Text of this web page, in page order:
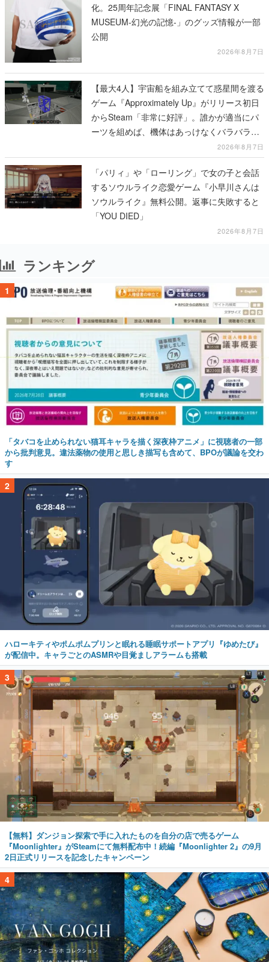
化。25周年記念展「FINAL FANTASY X
MUSEUM-幻光の記憶-」のグッズ情報が一部
公開
2026年8月7日
【最大4人】宇宙船を組み立てて惑星間を渡る
ゲーム『Approximately Up』がリリース初日
からSteam「非常に好評」。誰かが適当にパ
ーツを組めば、機体はあっけなくバラバラに
2026年8月7日
「パリィ」や「ローリング」で女の子と会話
するソウルライク恋愛ゲーム『小早川さんは
ソウルライク』無料公開。返事に失敗すると
「YOU DIED」
2026年8月7日
ランキング
1
「タバコを止められない猫耳キャラを描く深夜枠アニメ」に視聴者の一部
から批判意見。違法薬物の使用と思しき描写も含めて、BPOが議論を交わ
す
2
ハローキティやポムポムプリンと眠れる睡眠サポートアプリ『ゆめたび』
が配信中。キャラごとのASMRや目覚ましアラームも搭載
3
【無料】ダンジョン探索で手に入れたものを自分の店で売るゲーム
『Moonlighter』がSteamにて無料配布中！続編『Moonlighter 2』の9月
2日正式リリースを記念したキャンペーン
4